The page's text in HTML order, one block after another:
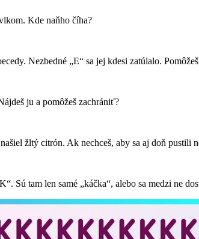
Kde naňho číha?
Nezbedné „E“ sa jej kdesi zatúlalo.
ju a pomôžeš zachrániť?
žltý citrón. Ak nechceš, aby sa aj doň
Sú tam len samé „káčka“, alebo sa medzi ne